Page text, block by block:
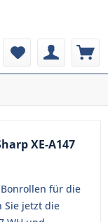
XE-A147
für die
Sie jetzt die